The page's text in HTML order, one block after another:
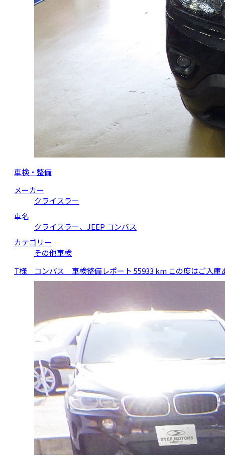
車検・整備
メーカー
クライスラー
車名
クライスラー、JEEP コンパス
カテゴリー
その他車検
T様 コンパス 車検整備レポート 55933 km この度はご入庫